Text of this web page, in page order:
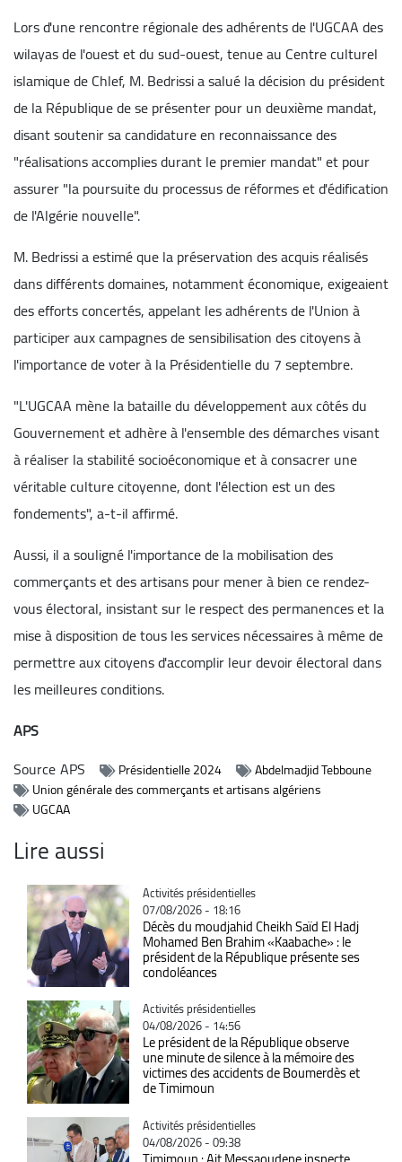
Lors d'une rencontre régionale des adhérents de l'UGCAA des
wilayas de l'ouest et du sud-ouest, tenue au Centre culturel
islamique de Chlef, M. Bedrissi a salué la décision du président
de la République de se présenter pour un deuxième mandat,
disant soutenir sa candidature en reconnaissance des
"réalisations accomplies durant le premier mandat" et pour
assurer "la poursuite du processus de réformes et d'édification
de l'Algérie nouvelle".
M. Bedrissi a estimé que la préservation des acquis réalisés
dans différents domaines, notamment économique, exigeaient
des efforts concertés, appelant les adhérents de l'Union à
participer aux campagnes de sensibilisation des citoyens à
l'importance de voter à la Présidentielle du 7 septembre.
"L'UGCAA mène la bataille du développement aux côtés du
Gouvernement et adhère à l'ensemble des démarches visant
à réaliser la stabilité socioéconomique et à consacrer une
véritable culture citoyenne, dont l'élection est un des
fondements", a-t-il affirmé.
Aussi, il a souligné l'importance de la mobilisation des
commerçants et des artisans pour mener à bien ce rendez-
vous électoral, insistant sur le respect des permanences et la
mise à disposition de tous les services nécessaires à même de
permettre aux citoyens d'accomplir leur devoir électoral dans
les meilleures conditions.
APS
SourceAPS Présidentielle 2024
Abdelmadjid Tebboune
Union générale des commerçants et artisans algériens
UGCAA
Lire aussi
Catégorie
Activités présidentielles
07/08/2026 - 18:16
Décès du moudjahid Cheikh Saïd El Hadj
Mohamed Ben Brahim «Kaabache» : le
président de la République présente ses
condoléances
Catégorie
Activités présidentielles
04/08/2026 - 14:56
Le président de la République observe
une minute de silence à la mémoire des
victimes des accidents de Boumerdès et
de Timimoun
Catégorie
Activités présidentielles
04/08/2026 - 09:38